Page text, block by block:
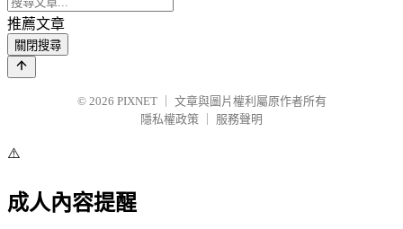
推薦文章
關閉搜尋
© 2026 PIXNET
文章與圖片權利屬原作者所有
隱私權政策
服務聲明
⚠️
成人內容提醒